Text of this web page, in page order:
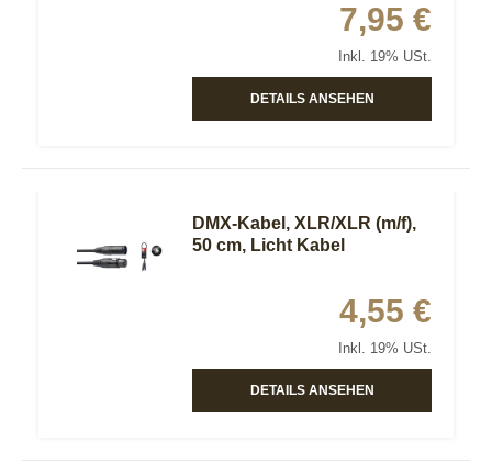
7,95 €
Inkl. 19% USt.
DETAILS ANSEHEN
DMX-Kabel, XLR/XLR (m/f),
50 cm, Licht Kabel
4,55 €
Inkl. 19% USt.
DETAILS ANSEHEN